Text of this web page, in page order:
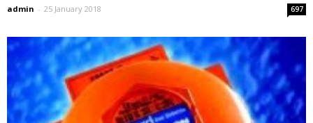
admin - 25 January 2018 697